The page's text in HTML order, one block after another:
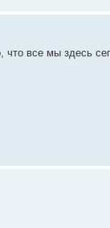
что все мы здесь